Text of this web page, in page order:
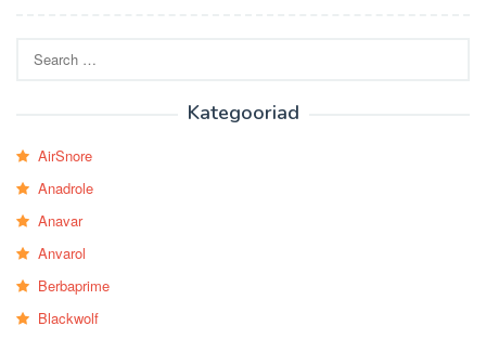
for:
Kategooriad
AirSnore
Anadrole
Anavar
Anvarol
Berbaprime
Blackwolf